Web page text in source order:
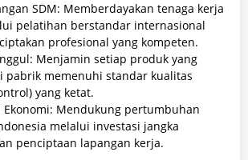
SDM: Memberdayakan tenaga kerja
pelatihan berstandar internasional
profesional yang kompeten.
Menjamin setiap produk yang
pabrik memenuhi standar kualitas
yang ketat.
Mendukung pertumbuhan
melalui investasi jangka
penciptaan lapangan kerja.